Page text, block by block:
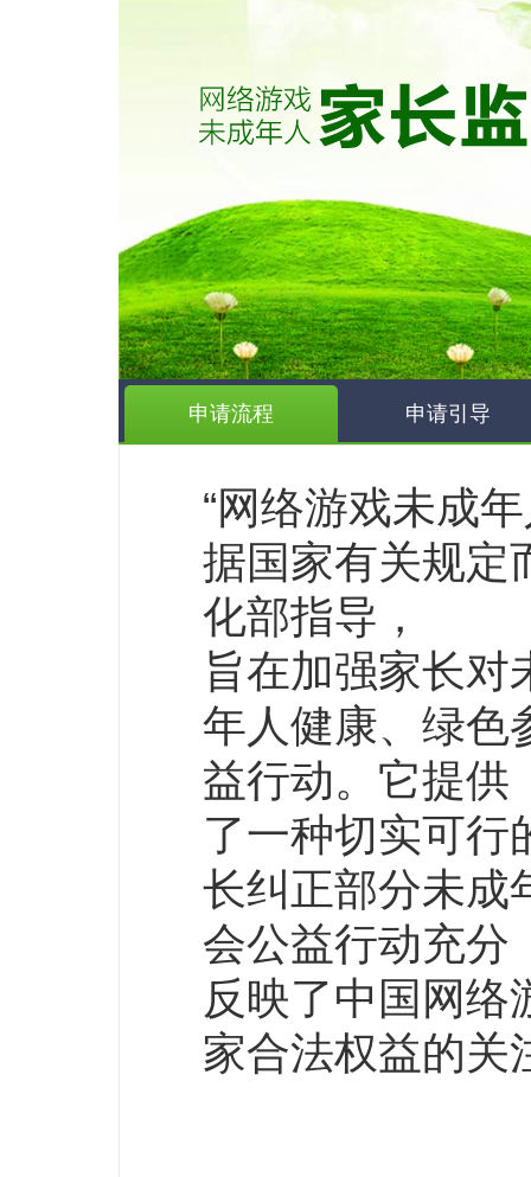
申请流程 申请引导
“网络游戏未成
据国家有关规定
化部指导，
旨在加强家长对
年人健康、绿色
益行动。它提供
了一种切实可行
长纠正部分未成
会公益行动充分
反映了中国网络
家合法权益的关